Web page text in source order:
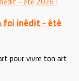
foi inédit - été
pour vivre ton art